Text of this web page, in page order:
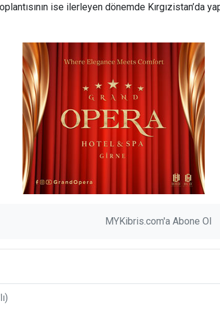
ise ilerleyen dönemde Kırgızistan’da
MYKibris.com'a Abone Ol